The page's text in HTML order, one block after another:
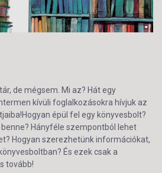
de mégsem. Mi az? Hát egy
kívüli foglalkozásokra hívjuk az
épül fel egy könyvesbolt?
Hányféle szempontból lehet
Hogyan szerezhetünk információkat,
És ezek csak a
tovább!